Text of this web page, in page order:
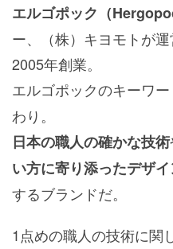
エルゴポック（
ー、（株）キヨモトが運
2005年創業。
エルゴポックのキーワー
わり。
日本の職人の確かな技術
い方に寄り添ったデザ
するブランドだ。
1点めの職人の技術に関